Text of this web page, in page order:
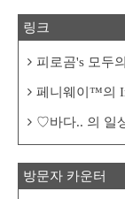
링크
피로곰's 모두
페니웨이™의
♡바다.. 의 일
방문자 카운터